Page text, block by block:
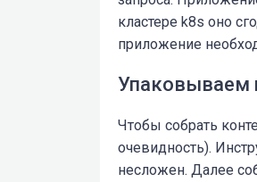
кластере k8s оно
приложение
Упаковываем
Чтобы собрать
очевидность).
несложен. Далее